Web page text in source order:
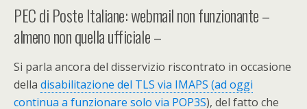
PEC di Poste Italiane: webmail non funzionante –
almeno non quella ufficiale –
Si parla ancora del disservizio riscontrato in occasione
della disabilitazione del TLS via IMAPS (ad oggi
continua a funzionare solo via POP3S), del fatto che